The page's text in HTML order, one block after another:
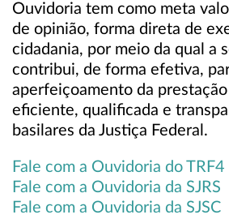
Ouvidoria tem como meta
de opinião, forma direta de
cidadania, por meio da qual a
contribui, de forma efetiva,
aperfeiçoamento da
eficiente, qualificada e
basilares da Justiça Federal.
Fale com a Ouvidoria do TRF4
Fale com a Ouvidoria da SJRS
Fale com a Ouvidoria da SJSC